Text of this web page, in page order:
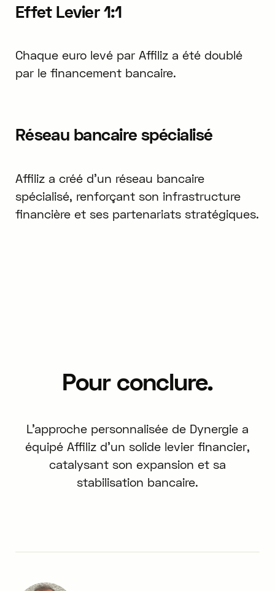
Effet Levier 1:1
Chaque euro levé par Affiliz a été doublé
par le financement bancaire.
Réseau bancaire spécialisé
Affiliz a créé d'un réseau bancaire
spécialisé, renforçant son infrastructure
financière et ses partenariats stratégiques.
Pour conclure.
L'approche personnalisée de Dynergie a
équipé Affiliz d'un solide levier financier,
catalysant son expansion et sa
stabilisation bancaire.